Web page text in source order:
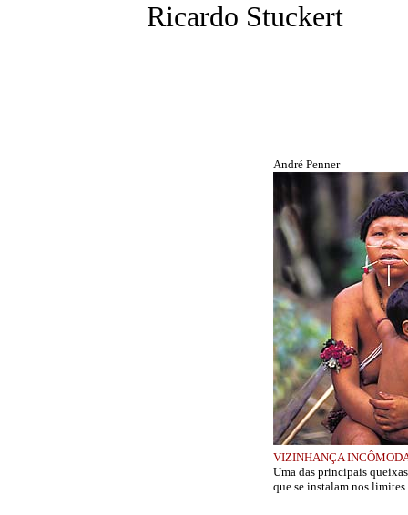
Ricardo Stuckert
André Penner
VIZINHANÇA
Uma das principais
que se instalam nos limites